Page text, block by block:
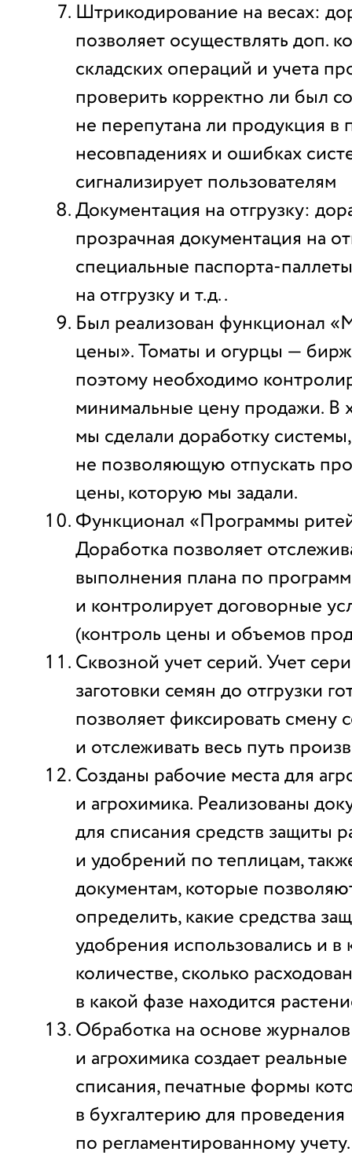
Штрикодирование на весах:
позволяет осуществлять доп.
складских операций и учета
проверить корректно ли был
не перепутана ли продукция в
несовпадениях и ошибках
сигнализирует пользователям
Документация на отгрузку:
прозрачная документация на
специальные паспорта-
на отгрузку и т.д..
Был реализован функционал
цены». Томаты и огурцы —
поэтому необходимо
минимальные цену продажи. В
мы сделали доработку системы,
не позволяющую отпускать
цены, которую мы задали.
Функционал «Программы
Доработка позволяет
выполнения плана по
и контролирует договорные
(контроль цены и объемов
Сквозной учет серий. Учет
заготовки семян до отгрузки
позволяет фиксировать смену
и отслеживать весь путь
Созданы рабочие места для
и агрохимика. Реализованы
для списания средств защиты
и удобрений по теплицам,
документам, которые
определить, какие средства
удобрения использовались и в
количестве, сколько
в какой фазе находится
Обработка на основе
и агрохимика создает
списания, печатные формы
в бухгалтерию для проведения
по регламентированному учету.